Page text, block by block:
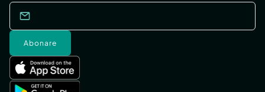
Abonare